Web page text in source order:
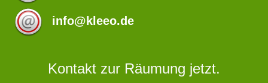
info@kleeo.de
Kontakt zur Räumung jetzt.